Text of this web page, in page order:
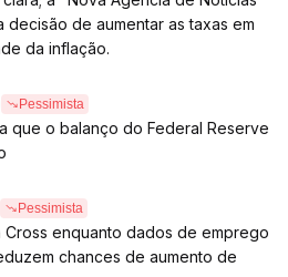
de aumentar as taxas em
da inflação.
Pessimista
que o balanço do Federal Reserve
Pessimista
Cross enquanto dados de emprego
chances de aumento de